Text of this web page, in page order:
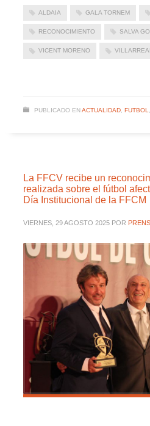
ALDAIA GALA TORNEM
RECONOCIMIENTO SALVA
VICENT MORENO
PUBLICADO EN ACTUALIDAD, FUTBOL
La FFCV recibe un
realizada sobre el fútbol
Día Institucional de la FFCM
VIERNES, 29 AGOSTO 2025 POR